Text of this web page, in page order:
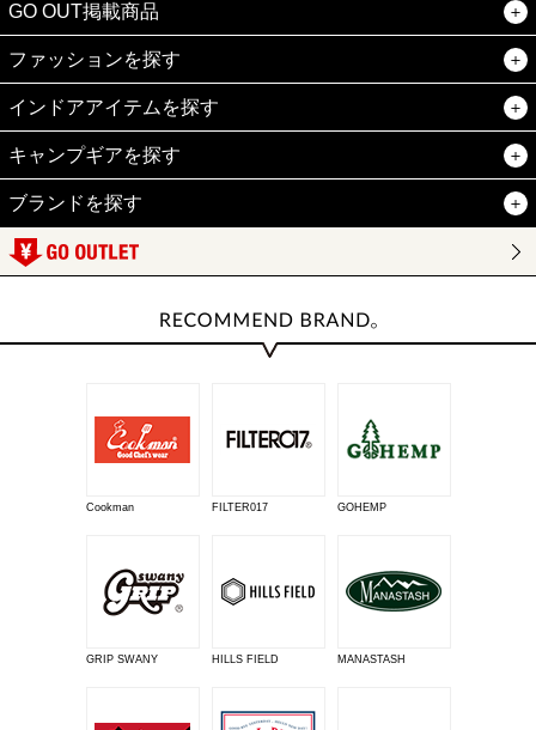
GO OUT掲載商品
ファッションを探す
インドアアイテムを探す
キャンプギアを探す
ブランドを探す
Cookman FILTER017 GOHEMP
GRIP SWANY HILLS FIELD MANASTASH